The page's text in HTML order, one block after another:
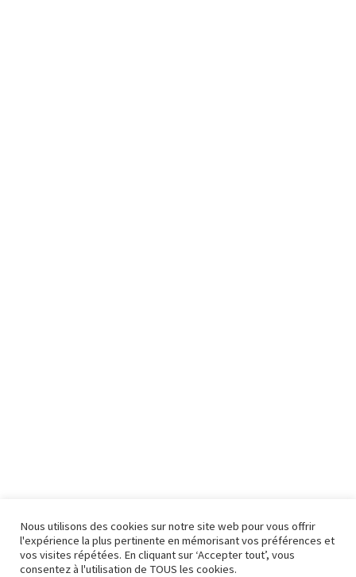
Nous utilisons des cookies sur notre site web pour vous offrir
l'expérience la plus pertinente en mémorisant vos préférences et
vos visites répétées. En cliquant sur ‘Accepter tout’, vous
consentez à l'utilisation de TOUS les cookies.